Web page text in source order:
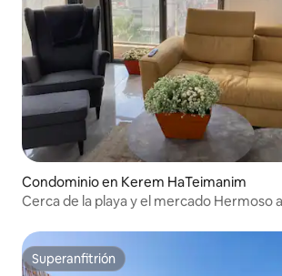
Condominio en Kerem HaTeimanim
Cerca de la playa y el mercado Hermoso
Superanfitrión
Superanfitrión